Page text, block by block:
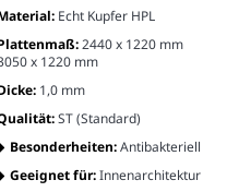
Echt Kupfer HPL
2440 x 1220 mm
x 1220 mm
1,0 mm
ST (Standard)
Besonderheiten:Antibakteriell
Geeignet für:Innenarchitektur